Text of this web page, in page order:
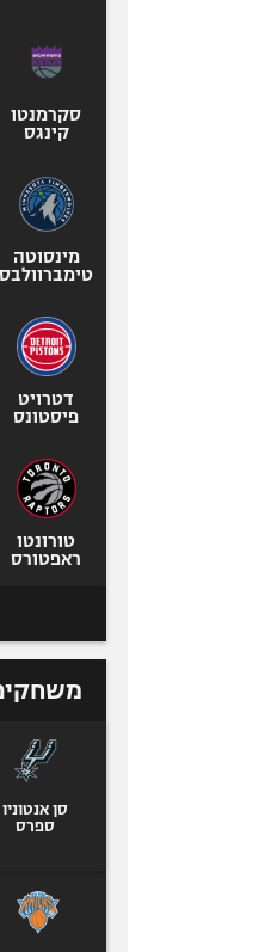
סקרמנטו
קינגס
מינסוטה
טימברוולבס
דטרויט
פיסטונס
טורונטו
ראפטורס
סן אנטוניו
ספרס